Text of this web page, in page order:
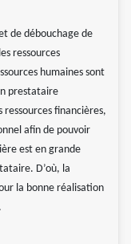
de débouchage de
ressources
humaines sont
prestataire
financières,
afin de pouvoir
est en grande
D’où, la
la bonne réalisation